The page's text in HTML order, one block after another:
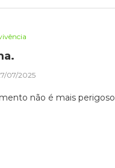
07/2025
não é mais perigoso